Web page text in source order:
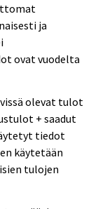
ja
ovat vuodelta
olevat tulot
+ saadut
tiedot
käytetään
tulojen